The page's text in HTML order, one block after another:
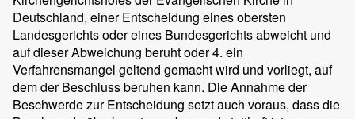
Deutschland, einer Entscheidung eines obersten
Landesgerichts oder eines Bundesgerichts abweicht und
auf dieser Abweichung beruht oder 4. ein
Verfahrensmangel geltend gemacht wird und vorliegt, auf
dem der Beschluss beruhen kann. Die Annahme der
Beschwerde zur Entscheidung setzt auch voraus, dass die